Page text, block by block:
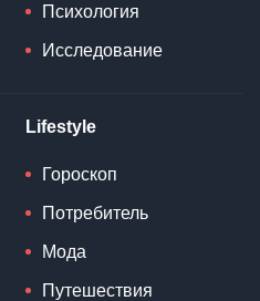
Психология
Исследование
Lifestyle
Гороскоп
Потребитель
Мода
Путешествия